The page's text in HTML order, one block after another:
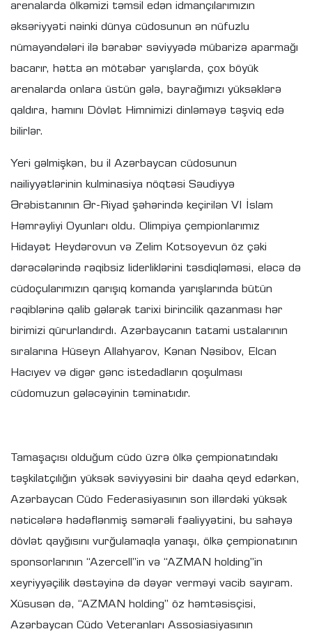
arenalarda ölkəmizi təmsil edən idmançılarımızın
əksəriyyəti nəinki dünya cüdosunun ən nüfuzlu
nümayəndələri ilə bərabər səviyyədə mübarizə aparmağı
bacarır, hətta ən mötəbər yarışlarda, çox böyük
arenalarda onlara üstün gələ, bayrağımızı yüksəklərə
qaldıra, hamını Dövlət Himnimizi dinləməyə təşviq edə
bilirlər.
Yeri gəlmişkən, bu il Azərbaycan cüdosunun
nailiyyətlərinin kulminasiya nöqtəsi Səudiyyə
Ərəbistanının Ər-Riyad şəhərində keçirilən VI İslam
Həmrəyliyi Oyunları oldu. Olimpiya çempionlarımız
Hidayət Heydərovun və Zelim Kotsoyevun öz çəki
dərəcələrində rəqibsiz liderliklərini təsdiqləməsi, eləcə də
cüdoçularımızın qarışıq komanda yarışlarında bütün
rəqiblərinə qalib gələrək tarixi birincilik qazanması hər
birimizi qürurlandırdı. Azərbaycanın tatami ustalarının
sıralarına Hüseyn Allahyarov, Kənan Nəsibov, Elcan
Hacıyev və digər gənc istedadların qoşulması
cüdomuzun gələcəyinin təminatıdır.
Tamaşaçısı olduğum cüdo üzrə ölkə çempionatındakı
təşkilatçılığın yüksək səviyyəsini bir daaha qeyd edərkən,
Azərbaycan Cüdo Federasiyasının son illərdəki yüksək
nəticələrə hədəflənmiş səmərəli fəaliyyətini, bu sahəyə
dövlət qayğısını vurğulamaqla yanaşı, ölkə çempionatının
sponsorlarının “Azercell”in və “AZMAN holding”in
xeyriyyəçilik dəstəyinə də dəyər verməyi vacib sayıram.
Xüsusən də, “AZMAN holding” öz həmtəsisçisi,
Azərbaycan Cüdo Veteranları Assosiasiyasının